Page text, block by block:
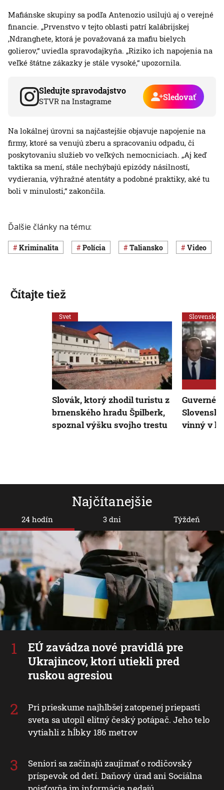
Mafiánske skupiny sa podľa Antenozio usilujú aj o verejné
financie. „Prvenstvo v tejto oblasti patrí kalábrijskej
‚Ndranghete, ktorá je považovaná za mafiu bielych
golierov,“ uviedla spravodajkyňa. „Riziko ich napojenia na
veľké štátne zákazky je stále vysoké,“ upozornila.
Sledujte spravodajstvo
STVR na Instagrame Sledovať
Na lokálnej úrovni sa najčastejšie objavuje napojenie na
firmy, ktoré sa venujú zberu a spracovaniu odpadu, či
poskytovaniu služieb vo veľkých nemocniciach. „Aj keď
taktika sa mení, stále nechýbajú epizódy násilností,
vydierania, výhražné atentáty a podobné praktiky, aké tu
boli v minulosti,“ zakončila.
Ďalšie články na tému:
Kriminalita polícia Taliansko Video
Najčítanejšie
24 hodín
EÚ zavádza nové pravidlá pre
Ukrajincov, ktorí utiekli pred
ruskou agresiou
Pri prieskume najhlbšej zatopenej priepasti
sveta sa utopil elitný český potápač. Jeho telo
vytiahli z hĺbky 186 metrov
Seniori sa začínajú zaujímať o rodičovský
príspevok od detí. Daňový úrad ani Sociálna
3 dni Týždeň
Čítajte tiež
Svet
Slovák, ktorý zhodil turistu z
brnenského hradu Špilberk,
spoznal výšku svojho trestu
Slovensko
Guvernér
vinný v